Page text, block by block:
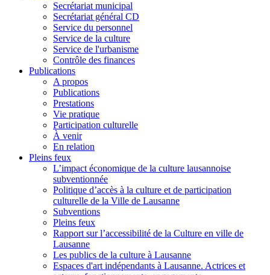
Secrétariat municipal
Secrétariat général CD
Service du personnel
Service de la culture
Service de l'urbanisme
Contrôle des finances
Publications
A propos
Publications
Prestations
Vie pratique
Participation culturelle
À venir
En relation
Pleins feux
L’impact économique de la culture lausannoise
subventionnée
Politique d’accès à la culture et de participation
culturelle de la Ville de Lausanne
Subventions
Pleins feux
Rapport sur l’accessibilité de la Culture en ville de
Lausanne
Les publics de la culture à Lausanne
Espaces d'art indépendants à Lausanne. Actrices et